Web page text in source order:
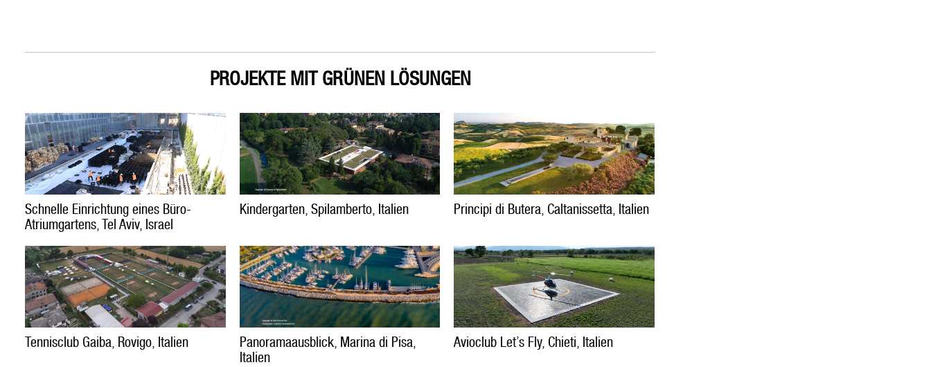
PROJEKTE MIT GRÜNEN LÖSUNGEN
Schnelle Einrichtung eines Büro-
Atriumgartens, Tel Aviv, Israel
Kindergarten, Spilamberto, Italien Principi di Butera, Caltanissetta, Italien
Tennisclub Gaiba, Rovigo, Italien
Panoramaausblick, Marina di Pisa,
Italien
Avioclub Let’s Fly, Chieti, Italien